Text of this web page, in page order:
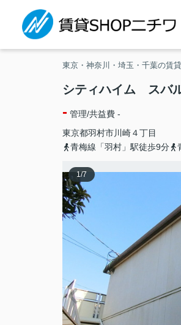
東京・神奈川・埼玉・千葉の賃
シティハイム スバ
- 管理/共益費 -
東京都羽村市川崎４丁目
青梅線「羽村」駅徒歩9分
1/7